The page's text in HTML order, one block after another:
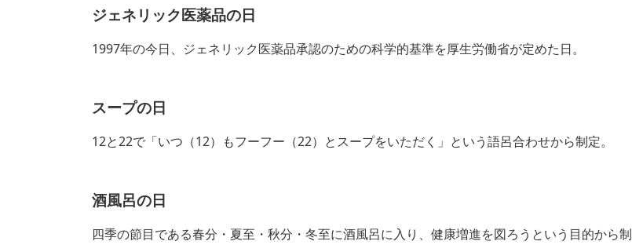
ジェネリック医薬品の日
1997年の今日、ジェネリック医薬品承認のための科学的基準を厚生労働省が定めた日。
スープの日
12と22で「いつ（12）もフーフー（22）とスープをいただく」という語呂合わせから制定。
酒風呂の日
四季の節目である春分・夏至・秋分・冬至に酒風呂に入り、健康増進を図ろうという目的から制